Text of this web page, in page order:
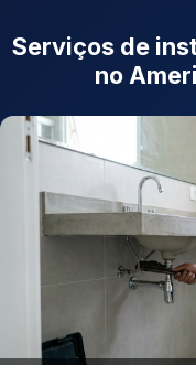
Serviços de
no